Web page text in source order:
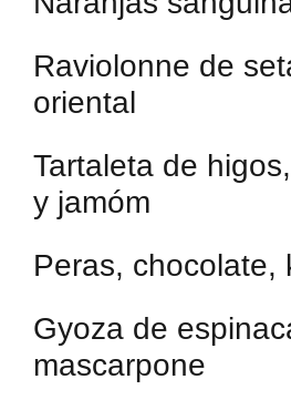
Raviolonne de
oriental
Tartaleta de
y jamóm
Peras, chocolate,
Gyoza de
mascarpone